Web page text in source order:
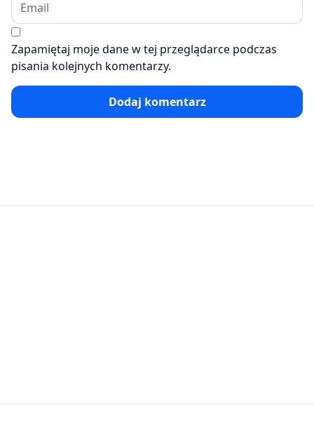
Zapamiętaj moje dane w tej przeglądarce podczas
pisania kolejnych komentarzy.
Dodaj komentarz